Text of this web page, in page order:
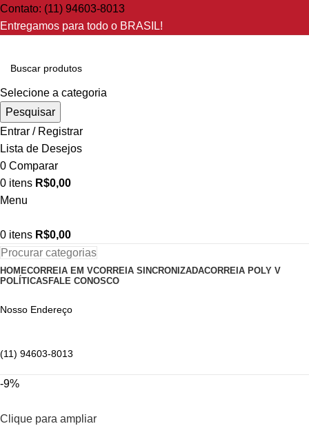
Contato: (11) 94603-8013
Entregamos para todo o BRASIL!
Selecione a categoria
Pesquisar
Entrar / Registrar
Lista de Desejos
0 Comparar
0 itens R$0,00
Menu
0 itens R$0,00
Procurar categorias
HOMECORREIA EM VCORREIA SINCRONIZADACORREIA POLY V
POLÍTICAS FALE CONOSCO
Nosso Endereço
(11) 94603-8013
-9%
Clique para ampliar